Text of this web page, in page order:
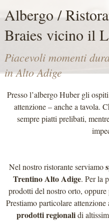
Albergo /
Braies vicino il
Piacevoli momenti
in Alto Adige
Presso l’albergo Huber gli
attenzione – anche a tavola.
sempre piatti prelibati,
Nel nostro ristorante serviamo
Trentino Alto Adige. Per la
prodotti del nostro orto,
Prestiamo particolare
prodotti regionalidi